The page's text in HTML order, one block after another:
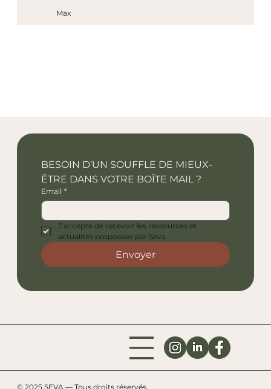
Max
BESOIN D’UN SOUFFLE DE MIEUX-
ÊTRE DANS VOTRE BOÎTE MAIL ?
Email *
J’accepte de recevoir les ressources et
actualités proposées par Seva.
Envoyer
© 2025 SEVA — Tous droits réservés.